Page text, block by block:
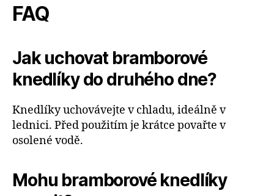
FAQ
Jak uchovat bramborové
knedlíky do druhého dne?
Knedlíky uchovávejte v chladu, ideálně v
lednici. Před použitím je krátce povařte v
osolené vodě.
Mohu bramborové knedlíky